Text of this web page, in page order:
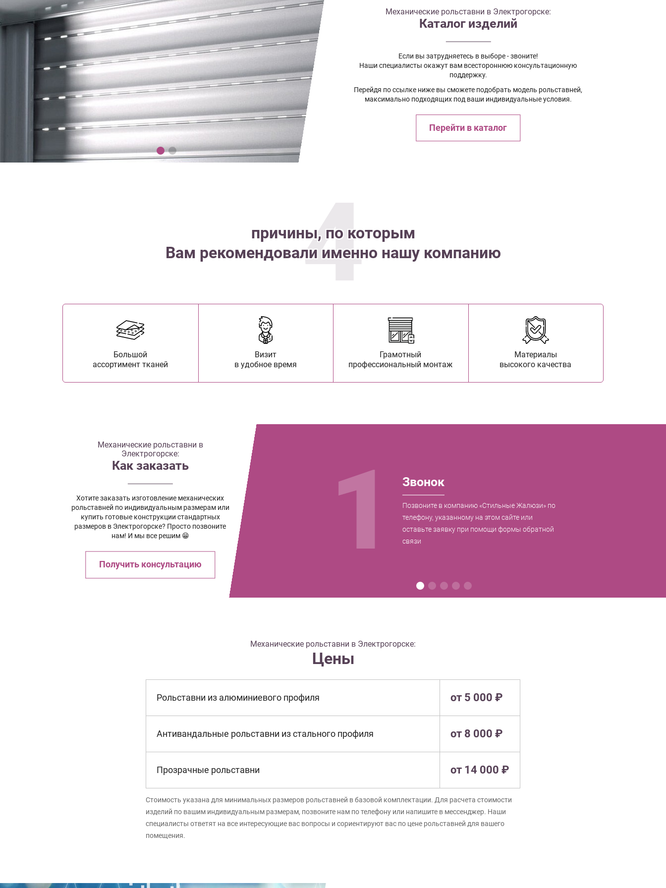
Механические рольставни в Электрогорске:
Каталог изделий
Если вы затрудняетесь в выборе - звоните!
Наши специалисты окажут вам всестороннюю консультационную
поддержку.
Перейдя по ссылке ниже вы сможете подобрать модель рольставней,
максимально подходящих под ваши индивидуальные условия.
Перейти в каталог
4
причины, по которым
Вам рекомендовали именно нашу компанию
Большой
ассортимент тканей
Визит
в удобное время
Грамотный
профессиональный монтаж
Материалы
высокого качества
Механические рольставни в
Электрогорске:
Как заказать
Хотите заказать изготовление механических
рольставней по индивидуальным размерам или
купить готовые конструкции стандартных
размеров в Электрогорске? Просто позвоните
нам! И мы все решим 😁
Получить консультацию 1 Звонок
Позвоните в компанию «Стильные Жалюзи» по
телефону, указанному на этом сайте или
оставьте заявку при помощи формы обратной
связи
Механические рольставни в Электрогорске:
Цены
Рольставни из алюминиевого профиля от 5 000 ₽
Антивандальные рольставни из стального профиля от 8 000 ₽
Прозрачные рольставни от 14 000 ₽
Стоимость указана для минимальных размеров рольставней в базовой комплектации. Для расчета стоимости
изделий по вашим индивидуальным размерам, позвоните нам по телефону или напишите в мессенджер. Наши
специалисты ответят на все интересующие вас вопросы и сориентируют вас по цене рольставней для вашего
помещения.